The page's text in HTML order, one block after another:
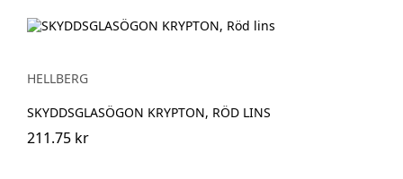
HELLBERG
SKYDDSGLASÖGON KRYPTON, RÖD LINS
211.75 kr